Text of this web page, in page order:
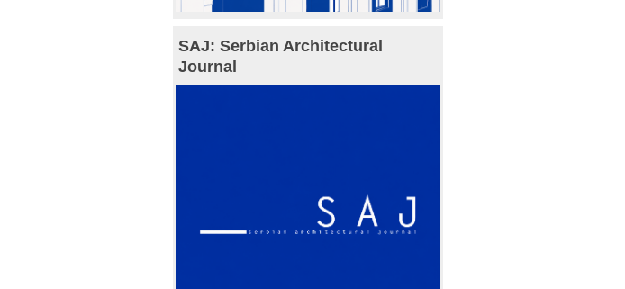
SAJ: Serbian Architectural
Journal